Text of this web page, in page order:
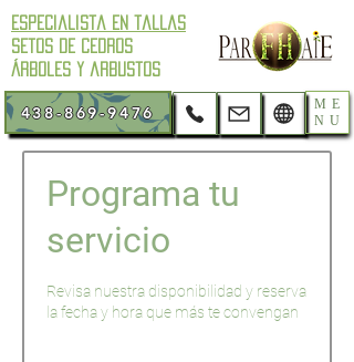
Especialista en tallas
setos de cedros
árboles y arbustos
438-869-9476
ME
NU
Programa tu
servicio
Revisa nuestra disponibilidad y reserva
la fecha y hora que más te convengan